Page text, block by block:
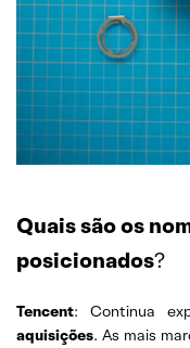
Quais são os
posicionados?
Tencent: Continua
aquisições. As mais